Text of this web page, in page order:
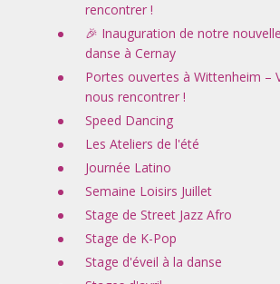
rencontrer !
🎉 Inauguration de notre
danse à Cernay
Portes ouvertes à Wittenheim –
nous rencontrer !
Speed Dancing
Les Ateliers de l'été
Journée Latino
Semaine Loisirs Juillet
Stage de Street Jazz Afro
Stage de K-Pop
Stage d'éveil à la danse